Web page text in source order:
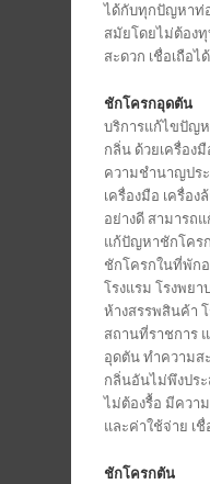
ได้กับทุกปัญหาท่
สมัยโดยไม่ต้องทุ
สะดวก เชื่อเถือได้
ชักโครกอุดตัน
บริการแก้ไขปัญ
กลิ่น ด้วยเครื่อง
ความชำนาญปร
เครื่องมือ เครื่อง
อย่างดี สามารถ
แก้ปัญหาชักโคร
ชักโครกในที่พัก
โรงแรม โรงพย
ห้างสรรพสินค้า
สถานที่ราชการ
อุดตัน ทำความส
กลิ่นอันไม่พึงปร
ไม่ต้องรื้อ มีความ
และค่าใช้จ่าย เ
ชักโครกตัน